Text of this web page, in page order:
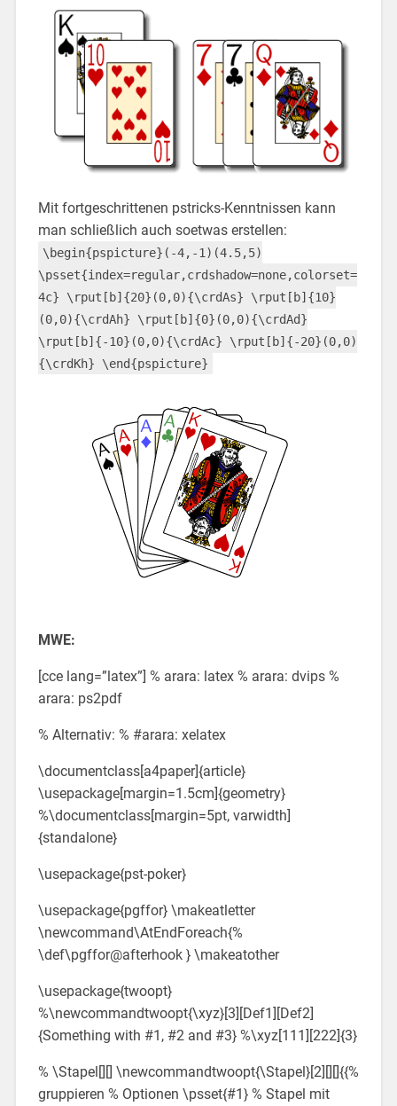
Mit fortgeschrittenen pstricks-Kenntnissen kann
man schließlich auch soetwas erstellen:
\begin{pspicture}(-4,-1)(4.5,5)
\psset{index=regular,crdshadow=none,colorset=
4c} \rput[b]{20}(0,0){\crdAs} \rput[b]{10}
(0,0){\crdAh} \rput[b]{0}(0,0){\crdAd}
\rput[b]{-10}(0,0){\crdAc} \rput[b]{-20}(0,0)
{\crdKh} \end{pspicture}
MWE:
[cce lang=”latex”] % arara: latex % arara: dvips %
arara: ps2pdf
% Alternativ: % #arara: xelatex
\documentclass[a4paper]{article}
\usepackage[margin=1.5cm]{geometry}
%\documentclass[margin=5pt, varwidth]
{standalone}
\usepackage{pst-poker}
\usepackage{pgffor} \makeatletter
\newcommand\AtEndForeach{%
\def\pgffor@afterhook } \makeatother
\usepackage{twoopt}
%\newcommandtwoopt{\xyz}[3][Def1][Def2]
{Something with #1, #2 and #3} %\xyz[111][222]{3}
% \Stapel[][] \newcommandtwoopt{\Stapel}[2][][]{{%
gruppieren % Optionen \psset{#1} % Stapel mit